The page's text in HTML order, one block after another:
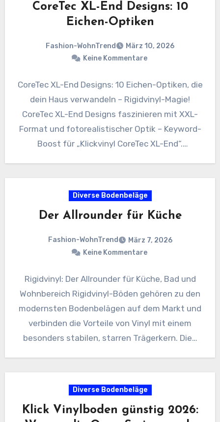
CoreTec XL-End Designs: 10
Eichen-Optiken
Fashion-WohnTrend
März 10, 2026
Keine Kommentare
CoreTec XL-End Designs: 10 Eichen-Optiken, die
dein Haus verwandeln – Rigidvinyl-Magie!
CoreTec XL-End Designs faszinieren mit XXL-
Format und fotorealistischer Optik – Keyword-
Boost für „Klickvinyl CoreTec XL-End“.
Diverse Bodenbeläge
Der Allrounder für Küche
Fashion-WohnTrend
März 7, 2026
Keine Kommentare
Rigidvinyl: Der Allrounder für Küche, Bad und
Wohnbereich Rigidvinyl-Böden gehören zu den
modernsten Bodenbelägen auf dem Markt und
verbinden die Vorteile von Vinyl mit einem
besonders stabilen, starren Trägerkern. Die…
Diverse Bodenbeläge
Klick Vinylboden günstig 2026: